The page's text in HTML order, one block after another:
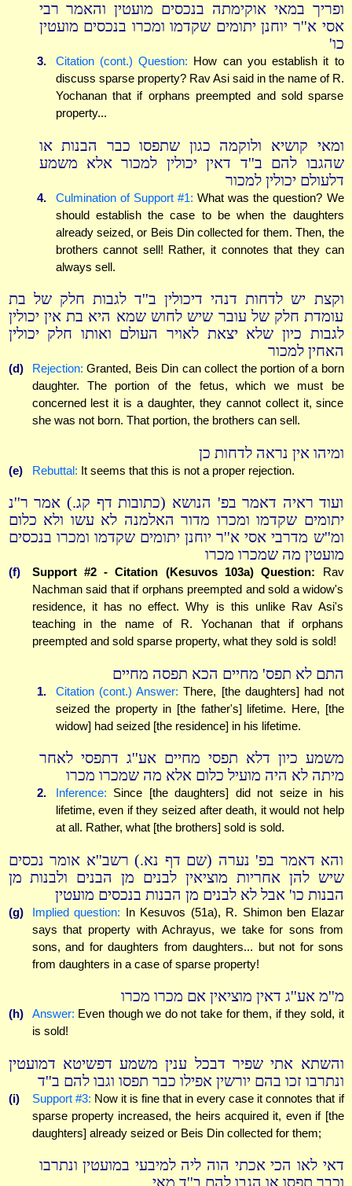
ופריך במאי אוקימתה בנכסים מועטין והאמר רבי
אסי א''ר יוחנן יתומים שקדמו ומכרו בנכסים מועטין
כו'
3. Citation (cont.) Question: How can you establish it to
discuss sparse property? Rav Asi said in the name of R.
Yochanan that if orphans preempted and sold sparse
property...
ומאי קושיא ולוקמה כגון שתפסו כבר הבנות או
שהגבו להם ב''ד דאין יכולין למכור אלא משמע
דלעולם יכולין למכור
4. Culmination of Support #1: What was the question? We
should establish the case to be when the daughters
already seized, or Beis Din collected for them. Then, the
brothers cannot sell! Rather, it connotes that they can
always sell.
וקצת יש לדחות דנהי דיכולין ב''ד לגבות חלק של בת
עומדת חלק של עובר שיש לחוש שמא היא בת אין יכולין
לגבות כיון שלא יצאת לאויר העולם ואותו חלק יכולין
האחין למכור
(d) Rejection: Granted, Beis Din can collect the portion of a born
daughter. The portion of the fetus, which we must be
concerned lest it is a daughter, they cannot collect it, since
she was not born. That portion, the brothers can sell.
ומיהו אין נראה לדחות כן
(e) Rebuttal: It seems that this is not a proper rejection.
ועוד ראיה דאמר בפ' הנושא (כתובות דף קג.) אמר ר''נ
יתומים שקדמו ומכרו מדור האלמנה לא עשו ולא כלום
ומ''ש מדרבי אסי א''ר יוחנן יתומים שקדמו ומכרו בנכסים
מועטין מה שמכרו מכרו
(f) Support #2 - Citation (Kesuvos 103a) Question: Rav
Nachman said that if orphans preempted and sold a widow's
residence, it has no effect. Why is this unlike Rav Asi's
teaching in the name of R. Yochanan that if orphans
preempted and sold sparse property, what they sold is sold!
התם לא תפס' מחיים הכא תפסה מחיים
1. Citation (cont.) Answer: There, [the daughters] had not
seized the property in [the father's] lifetime. Here, [the
widow] had seized [the residence] in his lifetime.
משמע כיון דלא תפסי מחיים אע''ג דתפסי לאחר
מיתה לא היה מועיל כלום אלא מה שמכרו מכרו
2. Inference: Since [the daughters] did not seize in his
lifetime, even if they seized after death, it would not help
at all. Rather, what [the brothers] sold is sold.
והא דאמר בפ' נערה (שם דף נא.) רשב''א אומר נכסים
שיש להן אחריות מוציאין לבנים מן הבנים ולבנות מן
הבנות כו' אבל לא לבנים מן הבנות בנכסים מועטין
(g) Implied question: In Kesuvos (51a), R. Shimon ben Elazar
says that property with Achrayus, we take for sons from
sons, and for daughters from daughters... but not for sons
from daughters in a case of sparse property!
מ''מ אע''ג דאין מוציאין אם מכרו מכרו
(h) Answer: Even though we do not take for them, if they sold, it
is sold!
והשתא אתי שפיר דבכל ענין משמע דפשיטא דמועטין
ונתרבו זכו בהם יורשין אפילו כבר תפסו וגבו להם ב''ד
(i) Support #3: Now it is fine that in every case it connotes that if
sparse property increased, the heirs acquired it, even if [the
daughters] already seized or Beis Din collected for them;
דאי לאו הכי אכתי הוה ליה למיבעי במועטין ונתרבו